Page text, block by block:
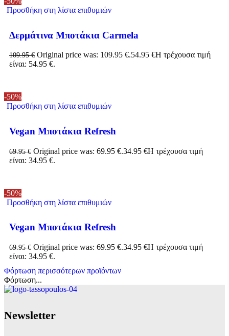
Προσθήκη στη λίστα επιθυμιών
Δερμάτινα Μποτάκια Carmela
109.95€ Original price was: 109.95 €.54.95 €Η τρέχουσα τιμή
είναι: 54.95 €.
-50%
Προσθήκη στη λίστα επιθυμιών
Vegan Μποτάκια Refresh
69.95€ Original price was: 69.95 €.34.95 €Η τρέχουσα τιμή
είναι: 34.95 €.
-50%
Προσθήκη στη λίστα επιθυμιών
Vegan Μποτάκια Refresh
69.95€ Original price was: 69.95 €.34.95 €Η τρέχουσα τιμή
είναι: 34.95 €.
Φόρτωση περισσότερων προϊόντων
Φόρτωση...
Νewsletter